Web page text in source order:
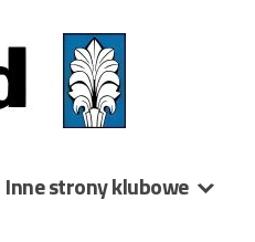
Inne strony klubowe